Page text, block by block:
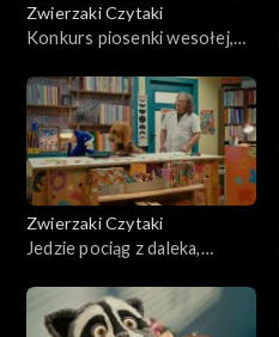
Zwierzaki Czytaki
Konkurs piosenki wesołej,
Zwierzaki Czytaki
Jedzie pociąg z daleka,